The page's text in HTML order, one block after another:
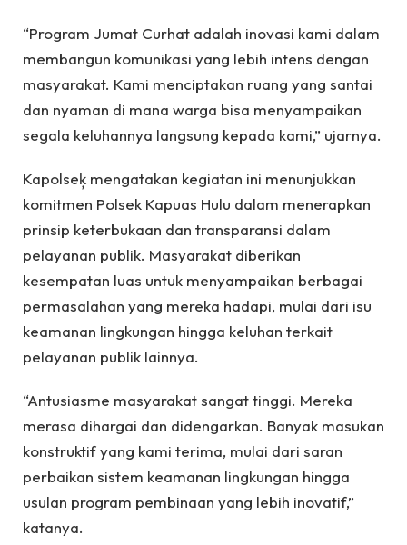
“Program Jumat Curhat adalah inovasi kami dalam
membangun komunikasi yang lebih intens dengan
masyarakat. Kami menciptakan ruang yang santai
dan nyaman di mana warga bisa menyampaikan
segala keluhannya langsung kepada kami,” ujarnya.
Kapolseķ mengatakan kegiatan ini menunjukkan
komitmen Polsek Kapuas Hulu dalam menerapkan
prinsip keterbukaan dan transparansi dalam
pelayanan publik. Masyarakat diberikan
kesempatan luas untuk menyampaikan berbagai
permasalahan yang mereka hadapi, mulai dari isu
keamanan lingkungan hingga keluhan terkait
pelayanan publik lainnya.
“Antusiasme masyarakat sangat tinggi. Mereka
merasa dihargai dan didengarkan. Banyak masukan
konstruktif yang kami terima, mulai dari saran
perbaikan sistem keamanan lingkungan hingga
usulan program pembinaan yang lebih inovatif,”
katanya.